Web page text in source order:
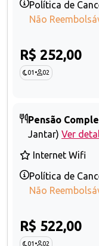
Política de
Não
R$ 252,00
01 • 02
Pensão
Jantar) Ver
Internet Wifi
Política de
Não
R$ 522,00
01 • 02